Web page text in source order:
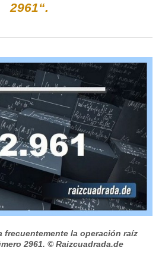
2961“.
frecuentemente la operación raíz
2961. © Raizcuadrada.de